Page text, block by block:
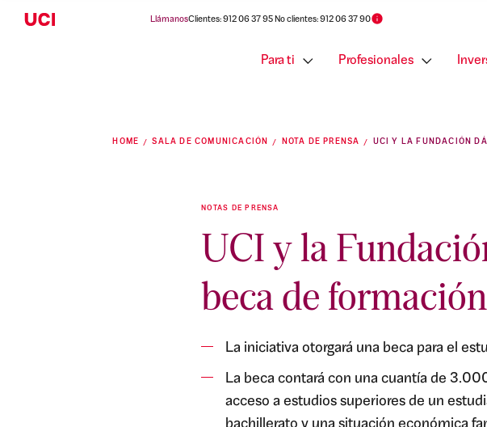
LlámanosClientes: 912 06 37 95 No clientes: 912 06 37 90
Para ti Profesionales
HOME SALA DE COMUNICACIÓN NOTA DE PRENSA
NOTAS DE PRENSA
UCI y la
beca de
La iniciativa otorgará una beca para el
La beca contará con una cuantía de
acceso a estudios superiores de un